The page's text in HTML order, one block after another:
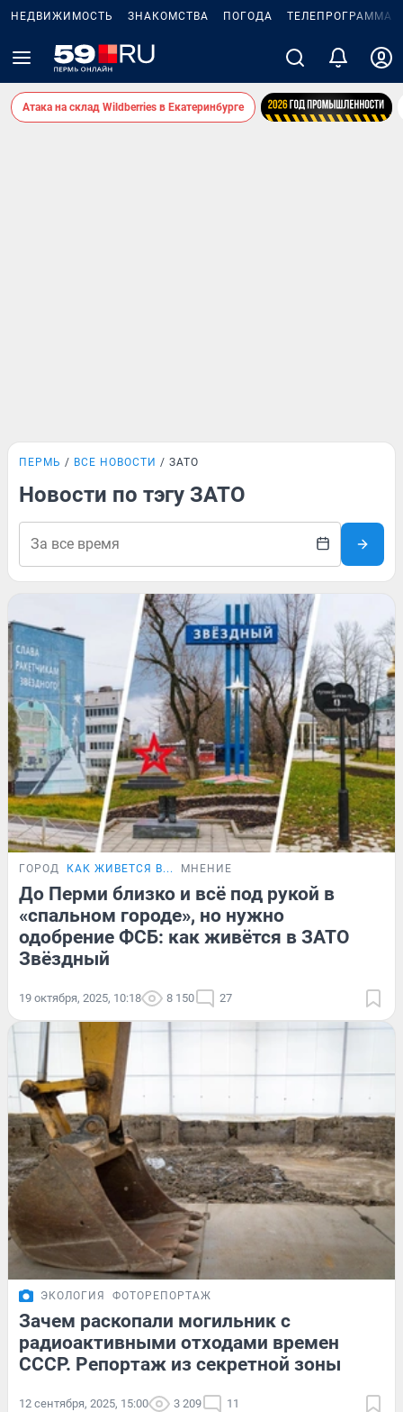
НЕДВИЖИМОСТЬ ЗНАКОМСТВА ПОГОДА ТЕЛЕПРОГРАММА
Атака на склад Wildberries в Екатеринбурге
ПЕРМЬ ВСЕ НОВОСТИ ЗАТО
Новости по тэгу ЗАТО
ГОРОД КАК ЖИВЕТСЯ В... МНЕНИЕ
До Перми близко и всё под рукой в
«спальном городе», но нужно
одобрение ФСБ: как живётся в ЗАТО
Звёздный
19 октября, 2025, 10:18 8 150 27
ЭКОЛОГИЯ ФОТОРЕПОРТАЖ
Зачем раскопали могильник с
радиоактивными отходами времен
СССР. Репортаж из секретной зоны
12 сентября, 2025, 15:00 3 209 11